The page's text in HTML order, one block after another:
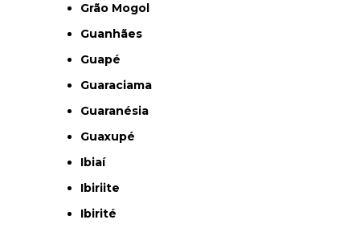
Grão Mogol
Guanhães
Guapé
Guaraciama
Guaranésia
Guaxupé
Ibiaí
Ibiriite
Ibirité